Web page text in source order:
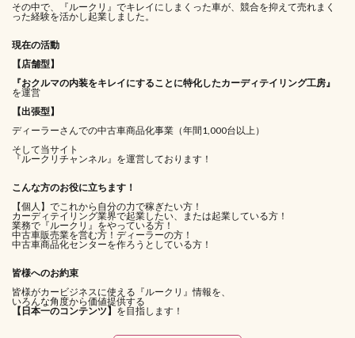
その中で、『ルークリ』でキレイにしまくった車が、競合を抑えて売れまく
った経験を活かし起業しました。
現在の活動
【店舗型】
『おクルマの内装をキレイにすることに特化したカーディテイリング工房』
を運営
【出張型】
ディーラーさんでの中古車商品化事業（年間1,000台以上）
そして当サイト
『ルークリチャンネル』を運営しております！
こんな方のお役に立ちます！
【個人】でこれから自分の力で稼ぎたい方！
カーディテイリング業界で起業したい、または起業している方！
業務で『ルークリ』をやっている方！
中古車販売業を営む方！ディーラーの方！
中古車商品化センターを作ろうとしている方！
皆様へのお約束
皆様がカービジネスに使える『ルークリ』情報を、
いろんな角度から価値提供する
【日本一のコンテンツ】 を目指します！